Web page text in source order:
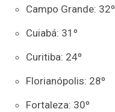
Campo Grande: 32º
Cuiabá: 31º
Curitiba: 24º
Florianópolis: 28º
Fortaleza: 30º